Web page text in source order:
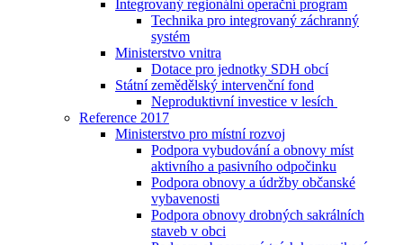
Integrovaný regionální operační program
Technika pro integrovaný záchranný
systém
Ministerstvo vnitra
Dotace pro jednotky SDH obcí
Státní zemědělský intervenční fond
Neproduktivní investice v lesích
Reference 2017
Ministerstvo pro místní rozvoj
Podpora vybudování a obnovy míst
aktivního a pasivního odpočinku
Podpora obnovy a údržby občanské
vybavenosti
Podpora obnovy drobných sakrálních
staveb v obci